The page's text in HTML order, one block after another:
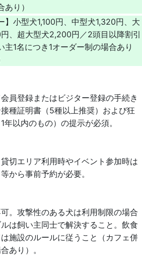
り）
】小型犬1,100円、中型犬1,320円、大
、超大型犬2,200円／2頭目以降割引
主1名につき1オーダー制の場合あり
員登録またはビジター登録の手続き
種証明書（5種以上推奨）および狂
以内のもの）の提示が必須。
切エリア利用時やイベント参加時は
から事前予約が必要。
。攻撃性のある犬は利用制限の場合
は飼い主同士で解決すること。飲食
施設のルールに従うこと（カフェ併
あり）。